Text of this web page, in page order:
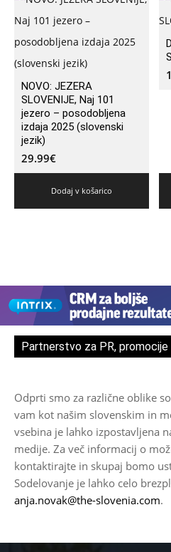
NOVO: JEZERA
SLOVENIJE, Naj 101
jezero – posodobljena
izdaja 2025 (slovenski
jezik)
29.99€
Dodaj v košarico
Partnerstvo za PR, promocije
Odprti smo za različne oblike
vam kot našim slovenskim in
vsebina je lahko izpostavljena
medije. Za več informacij o
kontaktirajte in skupaj bomo
Sodelovanje je lahko celo
anja.novak@the-slovenia.com.